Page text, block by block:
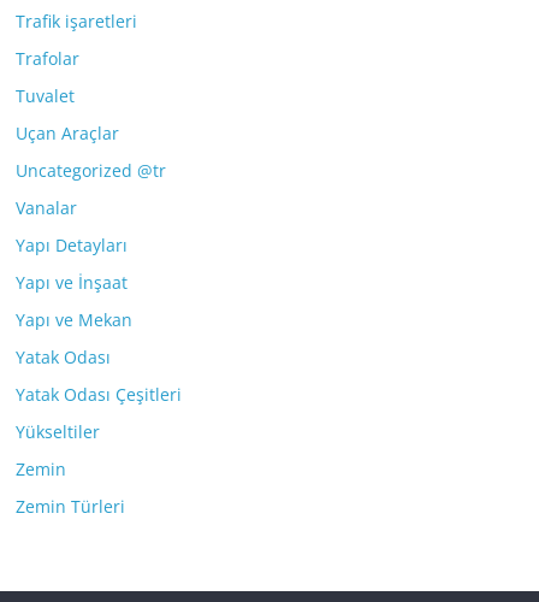
Trafik işaretleri
Trafolar
Tuvalet
Uçan Araçlar
Uncategorized @tr
Vanalar
Yapı Detayları
Yapı ve İnşaat
Yapı ve Mekan
Yatak Odası
Yatak Odası Çeşitleri
Yükseltiler
Zemin
Zemin Türleri